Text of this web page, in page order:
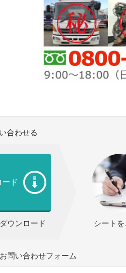
合わせる
ード
ウンロード シート
問い合わせフォーム